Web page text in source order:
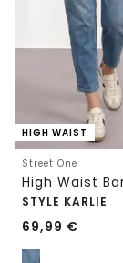
HIGH WAIST
Street One
STYLE KARLIE
69,99 €